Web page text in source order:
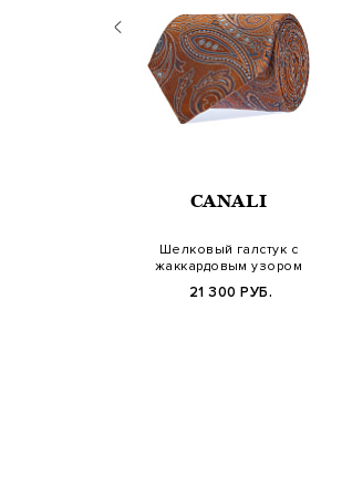
CANALI
Шелковый галстук с
жаккардовым узором
21 300 РУБ.